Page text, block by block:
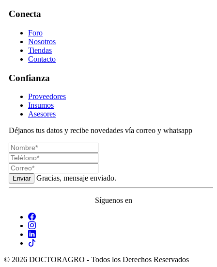
Conecta
Foro
Nosotros
Tiendas
Contacto
Confianza
Proveedores
Insumos
Asesores
Déjanos tus datos y recibe novedades vía correo y whatsapp
Enviar Gracias, mensaje enviado.
Síguenos en
© 2026 DOCTORAGRO - Todos los Derechos Reservados